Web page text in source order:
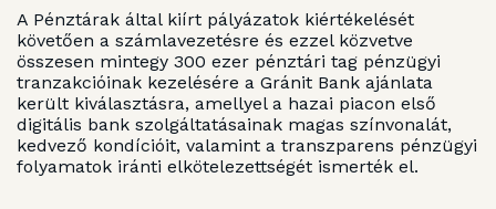
A Pénztárak által kiírt pályázatok kiértékelését
követően a számlavezetésre és ezzel közvetve
összesen mintegy 300 ezer pénztári tag pénzügyi
tranzakcióinak kezelésére a Gránit Bank ajánlata
került kiválasztásra, amellyel a hazai piacon első
digitális bank szolgáltatásainak magas színvonalát,
kedvező kondícióit, valamint a transzparens pénzügyi
folyamatok iránti elkötelezettségét ismerték el.